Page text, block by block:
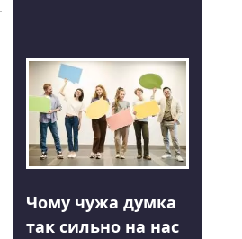
Чому чужа думка
так сильно на нас